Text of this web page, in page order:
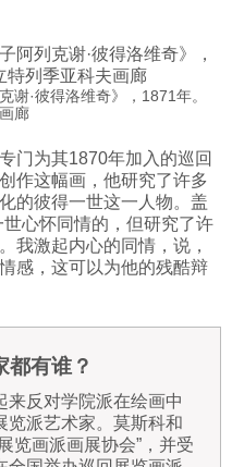
谢·彼得洛维奇》，1871年。
廊
门为其1870年加入的巡回
作这幅画，他研究了许多
的彼得一世这一人物。盖
心怀同情的，但研究了许
我激起内心的同情，说，
感，这可以为他的残酷辩
都有谁？
来反对学院派在绘画中
览派艺术家。莫斯科和
览画派画展协会”，并受